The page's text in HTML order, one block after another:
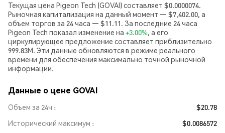
Текущая цена Pigeon Tech (GOVAI) составляет $0.0000074.
Рыночная капитализация на данный момент — $7,402.00, а
объем торгов за 24 часа — $11.11. За последние 24 часа
Pigeon Tech показал изменение на +3.00%, а его
циркулирующее предложение составляет приблизительно
999.83M. Эти данные обновляются в режиме реального
времени для обеспечения максимально точной рыночной
информации.
Данные о цене GOVAI
Объем за 24ч
$20.78
Исторический максимум
$0.0086572